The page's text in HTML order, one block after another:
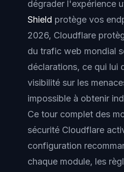
dégrader l'expérience
Shield protège vos
2026, Cloudflare
du trafic web mondial
déclarations, ce qui lui
visibilité sur les
impossible à obtenir
Ce tour complet des
sécurité Cloudflare
configuration
chaque module, les